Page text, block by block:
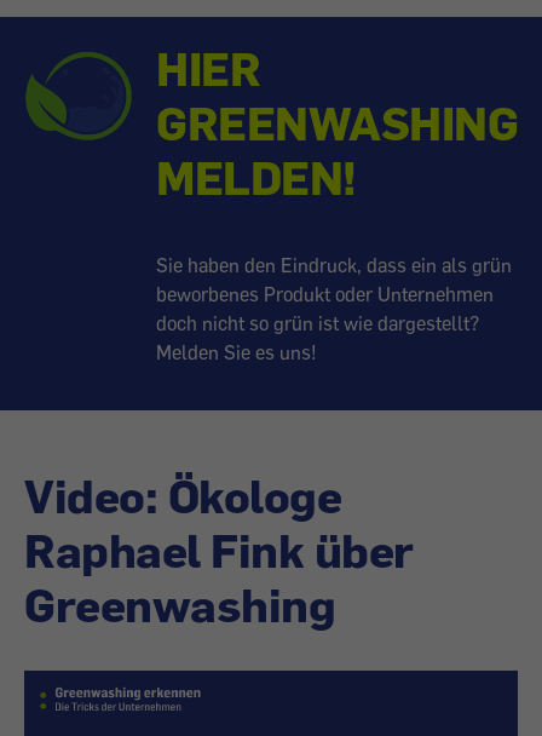
HIER
GREENWASHING
MELDEN!
Sie haben den Eindruck, dass ein als grün
beworbenes Produkt oder Unternehmen
doch nicht so grün ist wie dargestellt?
Melden Sie es uns!
Video: Ökologe
Raphael Fink über
Greenwashing